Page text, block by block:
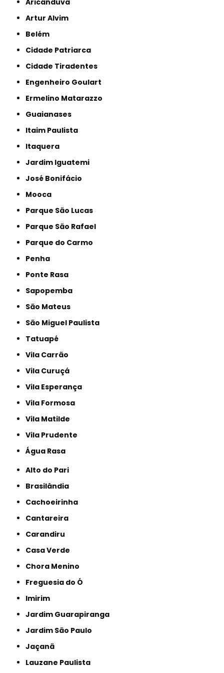
Aricanduva
Artur Alvim
Belém
Cidade Patriarca
Cidade Tiradentes
Engenheiro Goulart
Ermelino Matarazzo
Guaianases
Itaim Paulista
Itaquera
Jardim Iguatemi
José Bonifácio
Mooca
Parque São Lucas
Parque São Rafael
Parque do Carmo
Penha
Ponte Rasa
Sapopemba
São Mateus
São Miguel Paulista
Tatuapé
Vila Carrão
Vila Curuçá
Vila Esperança
Vila Formosa
Vila Matilde
Vila Prudente
Água Rasa
Alto do Pari
Brasilândia
Cachoeirinha
Cantareira
Carandiru
Casa Verde
Chora Menino
Freguesia do Ó
Imirim
Jardim Guarapiranga
Jardim São Paulo
Jaçanã
Lauzane Paulista